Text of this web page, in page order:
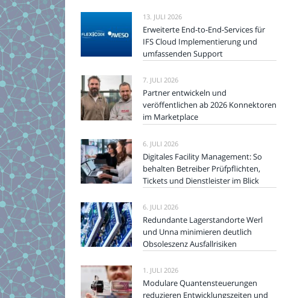
13. JULI 2026
Erweiterte End-to-End-Services für
IFS Cloud Implementierung und
umfassenden Support
7. JULI 2026
Partner entwickeln und
veröffentlichen ab 2026 Konnektoren
im Marketplace
6. JULI 2026
Digitales Facility Management: So
behalten Betreiber Prüfpflichten,
Tickets und Dienstleister im Blick
6. JULI 2026
Redundante Lagerstandorte Werl
und Unna minimieren deutlich
Obsoleszenz Ausfallrisiken
1. JULI 2026
Modulare Quantensteuerungen
reduzieren Entwicklungszeiten und